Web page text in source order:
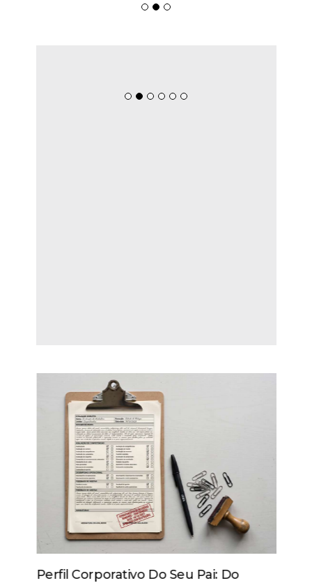
Perfil Corporativo Do Seu Pai: Do